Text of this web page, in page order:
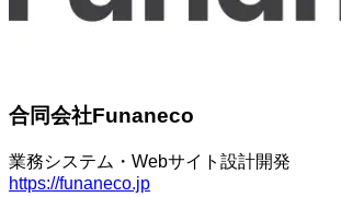
合同会社Funaneco
業務システム・Webサイト設計開発
https://funaneco.jp